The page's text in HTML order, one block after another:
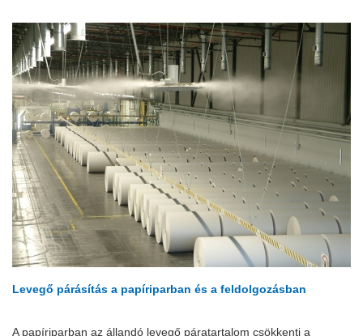
Levegő párásítás a papíriparban és a feldolgozásban
A papíriparban az állandó levegő páratartalom csökkenti a